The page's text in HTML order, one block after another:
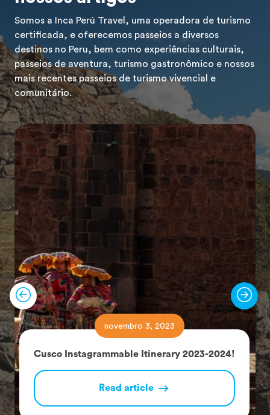
Somos a Inca Perú Travel, uma operadora de turismo
certificada, e oferecemos passeios a diversos
destinos no Peru, bem como experiências culturais,
passeios de aventura, turismo gastronômico e nossos
mais recentes passeios de turismo vivencial e
comunitário.
novembro 3, 2023
Cusco Instagrammable Itinerary 2023-2024!
Read article